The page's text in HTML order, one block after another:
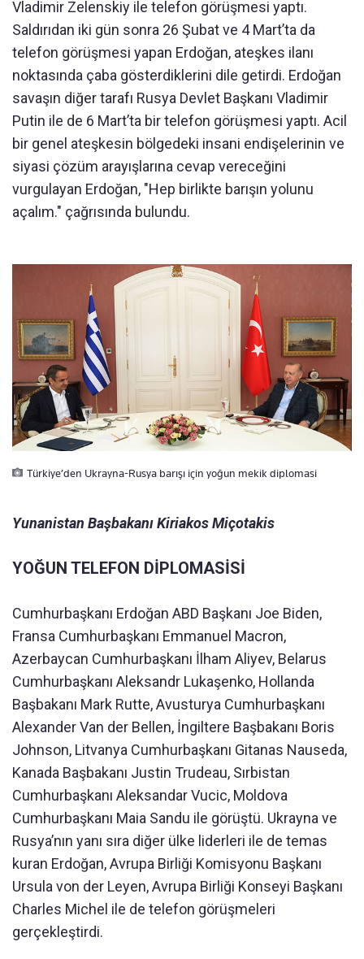
Vladimir Zelenskiy ile telefon görüşmesi yaptı.
Saldırıdan iki gün sonra 26 Şubat ve 4 Mart’ta da
telefon görüşmesi yapan Erdoğan, ateşkes ilanı
noktasında çaba gösterdiklerini dile getirdi. Erdoğan
savaşın diğer tarafı Rusya Devlet Başkanı Vladimir
Putin ile de 6 Mart’ta bir telefon görüşmesi yaptı. Acil
bir genel ateşkesin bölgedeki insani endişelerinin ve
siyasi çözüm arayışlarına cevap vereceğini
vurgulayan Erdoğan, "Hep birlikte barışın yolunu
açalım." çağrısında bulundu.
Türkiye’den Ukrayna-Rusya barışı için yoğun mekik diplomasi
Yunanistan Başbakanı Kiriakos Miçotakis
YOĞUN TELEFON DİPLOMASİSİ
Cumhurbaşkanı Erdoğan ABD Başkanı Joe Biden,
Fransa Cumhurbaşkanı Emmanuel Macron,
Azerbaycan Cumhurbaşkanı İlham Aliyev, Belarus
Cumhurbaşkanı Aleksandr Lukaşenko, Hollanda
Başbakanı Mark Rutte, Avusturya Cumhurbaşkanı
Alexander Van der Bellen, İngiltere Başbakanı Boris
Johnson, Litvanya Cumhurbaşkanı Gitanas Nauseda,
Kanada Başbakanı Justin Trudeau, Sırbistan
Cumhurbaşkanı Aleksandar Vucic, Moldova
Cumhurbaşkanı Maia Sandu ile görüştü. Ukrayna ve
Rusya’nın yanı sıra diğer ülke liderleri ile de temas
kuran Erdoğan, Avrupa Birliği Komisyonu Başkanı
Ursula von der Leyen, Avrupa Birliği Konseyi Başkanı
Charles Michel ile de telefon görüşmeleri
gerçekleştirdi.